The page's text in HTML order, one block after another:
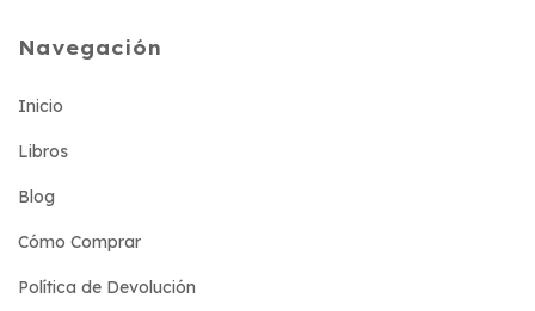
Navegación
Inicio
Libros
Blog
Cómo Comprar
Política de Devolución